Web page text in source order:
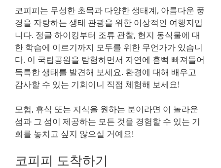
코피피는 무성한 초목과 다양한 생태계, 아름다운 풍
경을 자랑하는 생태 관광을 위한 이상적인 여행지입
니다. 정글 하이킹부터 조류 관찰, 현지 동식물에 대
한 학습에 이르기까지 모두를 위한 무언가가 있습니
다. 이 국립공원을 탐험하면서 자연에 흠뻑 빠져들어
독특한 생태를 발견해 보세요. 환경에 대해 배우고
감사할 수 있는 기회이니 직접 체험해 보세요!
모험, 휴식 또는 지식을 원하는 분이라면 이 놀라운
섬과 그 섬이 제공하는 모든 것을 경험할 수 있는 기
회를 놓치고 싶지 않으실 거예요!
코피피 도착하기